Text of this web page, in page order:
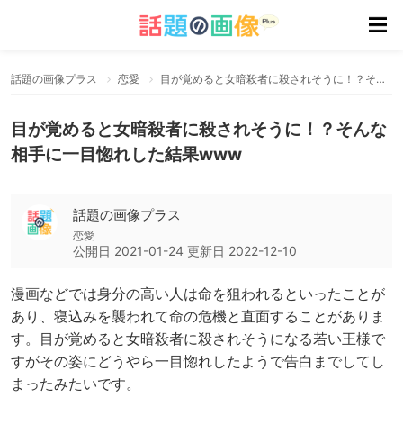
話題の画像プラス 恋愛 目が覚めると女暗殺者に殺されそうに！？そんな相手に一目惚れした結果www
目が覚めると女暗殺者に殺されそうに！？そんな
相手に一目惚れした結果www
話題の画像プラス
恋愛
公開日 2021-01-24 更新日 2022-12-10
漫画などでは身分の高い人は命を狙われるといったことが
あり、寝込みを襲われて命の危機と直面することがありま
す。目が覚めると女暗殺者に殺されそうになる若い王様で
すがその姿にどうやら一目惚れしたようで告白までしてし
まったみたいです。